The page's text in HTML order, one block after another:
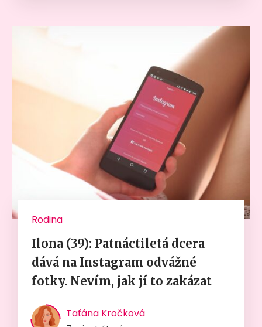
Rodina
Ilona (39): Patnáctiletá dcera
dává na Instagram odvážné
fotky. Nevím, jak jí to zakázat
Taťána Kročková